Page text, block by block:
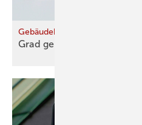
Gebäudeheizlast mit
Grad genau